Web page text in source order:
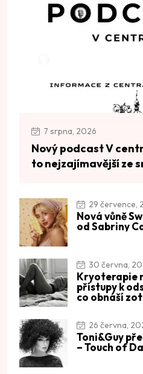
7 srpna, 2026
Nový podcast V
to nejzajímavější ze
29 července,
Nová vůně
od Sabriny
30 června,
Kryoterapie
přístupy k
co obnáší
26 června,
Toni&Guy
– Touch of